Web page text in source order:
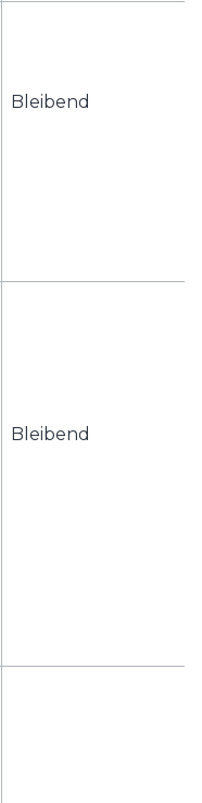
Bleibend
Bleibend